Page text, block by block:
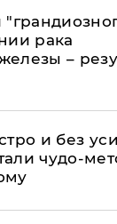
рака
–
и без
чудо-